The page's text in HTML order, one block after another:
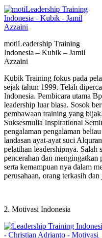
motiLeadership Training
Indonesia – Kubik – Jamil
Azzaini
Kubik Training fokus pada
sejak tahun 1999. Telah
Indonesia. Pembicara utama
leadership luar biasa. Sosok
pembawaan training yang
Suksesmulia Inspirational
pengalaman pengalaman
landasan ayat-ayat suci
pelatihan leadershipnya. Salah
pencerahan dan mengingatkan
serta kemampuan nya dalam
perusahaan, orang terkasih
2. Motivasi Indonesia